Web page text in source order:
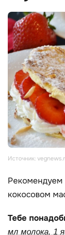
Источник:
Рекомендуем
кокосовом
Тебе
мл молока, 1